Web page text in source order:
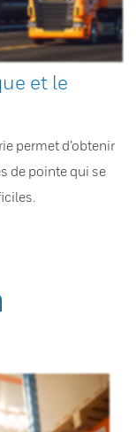
et le
permet d’obtenir
de pointe qui se